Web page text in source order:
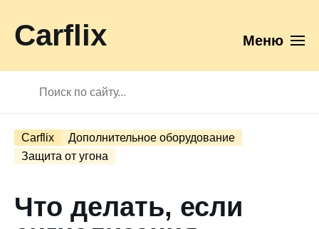
Carflix Меню
Carflix
Дополнительное оборудование
Защита от угона
Что делать, если